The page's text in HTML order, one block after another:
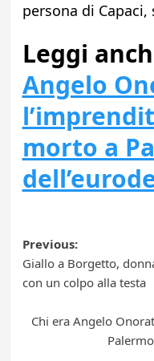
persona di
Leggi
Angelo
morto a
Post
navigation
Previous:
Giallo a Borgetto,
con un colpo alla testa
Chi era Angelo